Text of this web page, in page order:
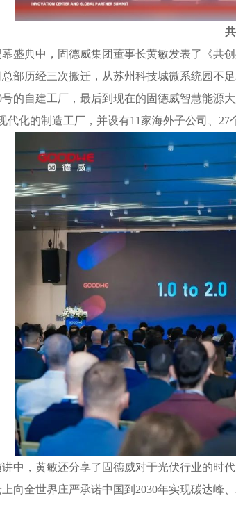
典中，固德威集团董事长黄敏发表了《共创
部历经三次搬迁，从苏州科技城微系统园不
号的自建工厂，最后到现在的固德威智慧能源
代化的制造工厂，并设有11家海外子公司、27
，黄敏还分享了固德威对于光伏行业的时代
向全世界庄严承诺中国到2030年实现碳达峰